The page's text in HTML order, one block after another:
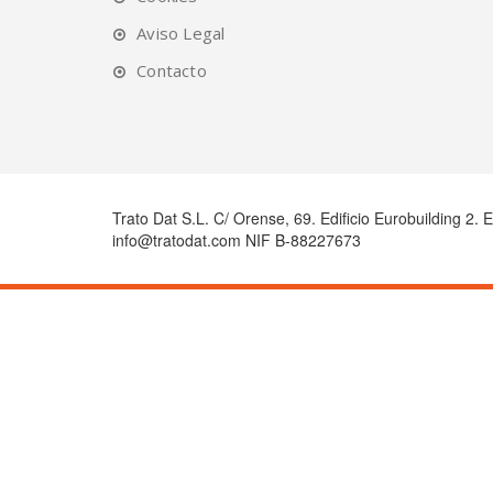
Aviso Legal
Contacto
Trato Dat S.L. C/ Orense, 69. Edificio Eurobuilding 2.
info@tratodat.com NIF B-88227673